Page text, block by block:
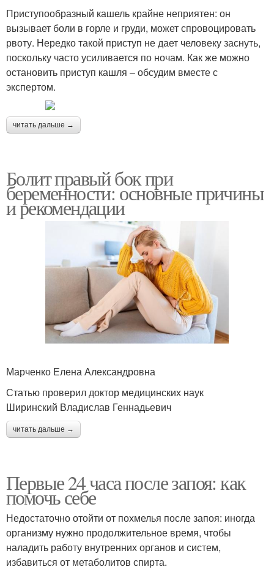
Приступообразный кашель крайне неприятен: он
вызывает боли в горле и груди, может спровоцировать
рвоту. Нередко такой приступ не дает человеку заснуть,
поскольку часто усиливается по ночам. Как же можно
остановить приступ кашля – обсудим вместе с
экспертом.
читать дальше →
Болит правый бок при
беременности: основные причины
и рекомендации
Марченко Елена Александровна
Статью проверил доктор медицинских наук
Ширинский Владислав Геннадьевич
читать дальше →
Первые 24 часа после запоя: как
помочь себе
Недостаточно отойти от похмелья после запоя: иногда
организму нужно продолжительное время, чтобы
наладить работу внутренних органов и систем,
избавиться от метаболитов спирта.